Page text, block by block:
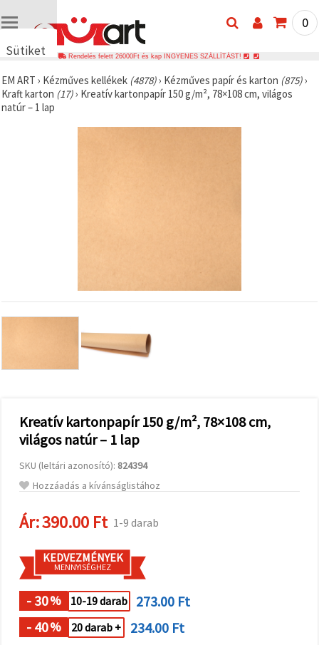
Sütiket
🍪 Cookie-
kat és
hasonló
a
hirdetéseket
analitikai és
marketingpartnereink
segítségével
Az "Összes
elfogadása"
gombra
elfogadhatja
az összes
Beállításokban
megadhatja
preferenciáit
az adott
típusú sütik
kiválasztásával
"Mentés"
0
Rendelés felett 26000Ft és kap INGYENES SZÁLLÍTÁST!
EM ART › Kézműves kellékek (4878)› Kézműves papír és karton (875)›
Kraft karton (17)› Kreatív kartonpapír 150 g/m², 78×108 cm, világos
natúr – 1 lap
Kreatív kartonpapír 150 g/m², 78×108 cm,
világos natúr – 1 lap
SKU (leltári azonosító): 824394
Hozzáadás a kívánságlistához
Ár:390.00 Ft 1-9 darab
KEDVEZMÉNYEK
MENNYISÉGHEZ
- 30% 10-19 darab
273.00 Ft
- 40% 20 darab + 234.00 Ft